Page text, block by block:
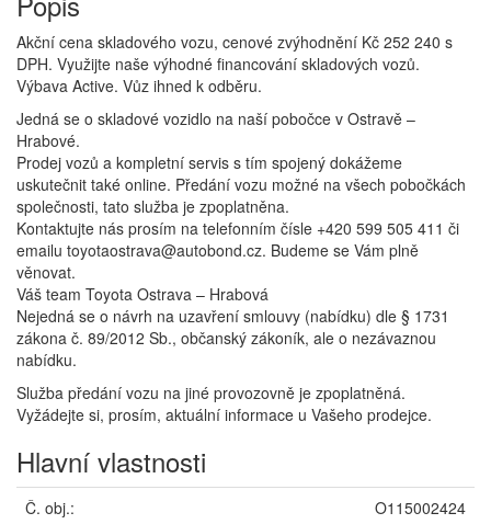
Akční cena skladového vozu, cenové zvýhodnění Kč 252 240 s
DPH. Využijte naše výhodné financování skladových vozů.
Výbava Active. Vůz ihned k odběru.
Jedná se o skladové vozidlo na naší pobočce v Ostravě –
Hrabové.
Prodej vozů a kompletní servis s tím spojený dokážeme
uskutečnit také online. Předání vozu možné na všech pobočkách
společnosti, tato služba je zpoplatněna.
Kontaktujte nás prosím na telefonním čísle +420 599 505 411 či
emailu toyotaostrava@autobond.cz. Budeme se Vám plně
věnovat.
Váš team Toyota Ostrava – Hrabová
Nejedná se o návrh na uzavření smlouvy (nabídku) dle § 1731
zákona č. 89/2012 Sb., občanský zákoník, ale o nezávaznou
nabídku.
Služba předání vozu na jiné provozovně je zpoplatněná.
Vyžádejte si, prosím, aktuální informace u Vašeho prodejce.
Hlavní vlastnosti
Č. obj.:
O115002424